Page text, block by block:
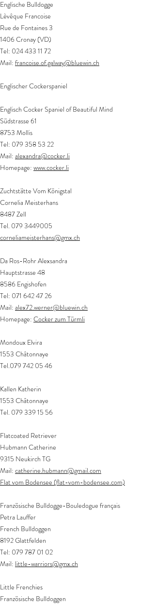
Englische Bulldogge
Lèvêque Francoise
Rue de Fontaines 3
1406 Cronay (VD)
Tel: 024 433 11 72
Mail: francoise.of.galway@bluewin.ch
Englischer Cockerspaniel
Englisch Cocker Spaniel of Beautiful Mind
Südstrasse 61
8753 Mollis
Tel: 079 358 53 22
Mail: alexandra@cocker.li
Homepage: www.cocker.li
Zuchtstätte Vom Königstal
Cornelia Meisterhans
8487 Zell
Tel. 079 3449005
corneliameisterhans@gmx.ch
​Da Ros-Rohr Alexsandra
Hauptstrasse 48
8586 Engishofen
Tel: 071 642 47 26
Mail: alex72.werner@bluewin.ch
Homepage: Cocker zum Türmli
Mondoux Elvira​
1553 Châtonnaye
Tel.079 742 05 46
Kallen Katherin​
1553 Châtonnaye
Tel. 079 339 15 56
Flatcoated Retriever
Hubmann Catherine
9315 Neukirch TG
Mail: catherine.hubmann@gmail.com
Flat vom Bodensee (flat-vom-bodensee.com)
Französische Bulldogge-Bouledogue français
Petra Lauffer
French Bulldoggen
8192 Glattfelden
Tel: 079 787 01 02
Mail: little-warriors@gmx.ch
Little Frenchies
Französische Bulldoggen